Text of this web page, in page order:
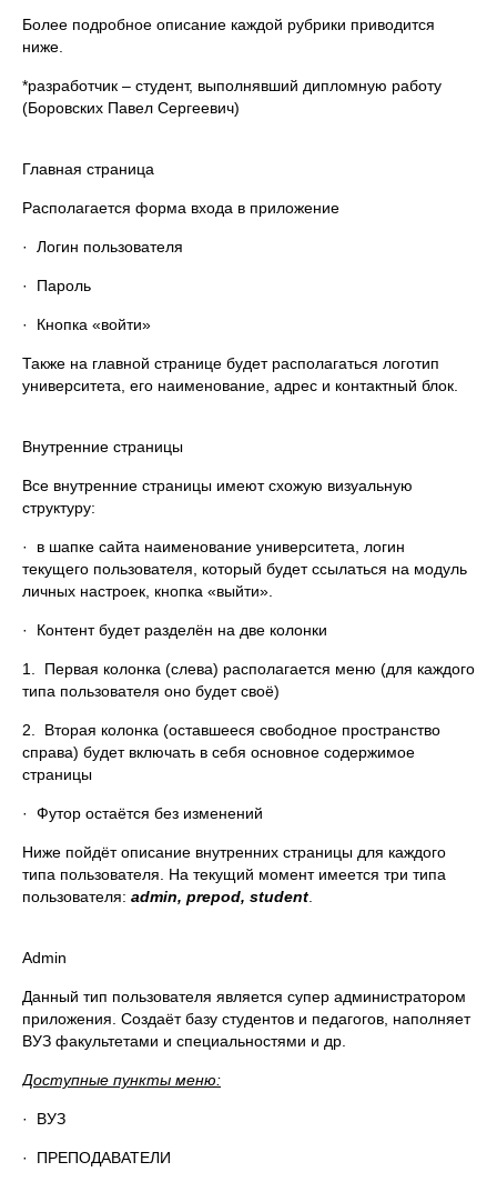
Более подробное описание каждой рубрики приводится
ниже.
*разработчик – студент, выполнявший дипломную работу
(Боровских Павел Сергеевич)
Главная страница
Располагается форма входа в приложение
· Логин пользователя
· Пароль
· Кнопка «войти»
Также на главной странице будет располагаться логотип
университета, его наименование, адрес и контактный блок.
Внутренние страницы
Все внутренние страницы имеют схожую визуальную
структуру:
· в шапке сайта наименование университета, логин
текущего пользователя, который будет ссылаться на модуль
личных настроек, кнопка «выйти».
· Контент будет разделён на две колонки
1. Первая колонка (слева) располагается меню (для каждого
типа пользователя оно будет своё)
2. Вторая колонка (оставшееся свободное пространство
справа) будет включать в себя основное содержимое
страницы
· Футор остаётся без изменений
Ниже пойдёт описание внутренних страницы для каждого
типа пользователя. На текущий момент имеется три типа
пользователя: admin, prepod, student
Admin
Данный тип пользователя является супер администратором
приложения. Создаёт базу студентов и педагогов, наполняет
ВУЗ факультетами и специальностями и др.
Доступные пункты меню:
· ВУЗ
· ПРЕПОДАВАТЕЛИ